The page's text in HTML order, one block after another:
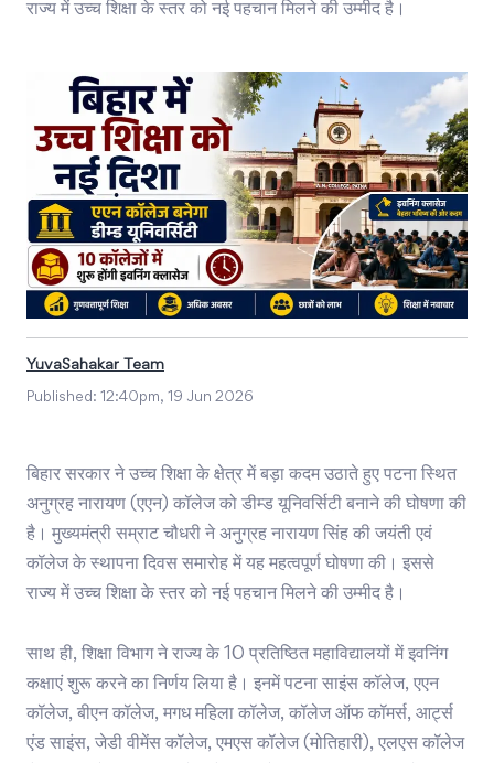
राज्य में उच्च शिक्षा के स्तर को नई पहचान मिलने की उम्मीद है।
YuvaSahakar Team
Published: 12:40pm, 19 Jun 2026
बिहार सरकार ने उच्च शिक्षा के क्षेत्र में बड़ा कदम उठाते हुए पटना स्थित
अनुग्रह नारायण (एएन) कॉलेज को डीम्ड यूनिवर्सिटी बनाने की घोषणा की
है। मुख्यमंत्री सम्राट चौधरी ने अनुग्रह नारायण सिंह की जयंती एवं
कॉलेज के स्थापना दिवस समारोह में यह महत्वपूर्ण घोषणा की। इससे
राज्य में उच्च शिक्षा के स्तर को नई पहचान मिलने की उम्मीद है।
साथ ही, शिक्षा विभाग ने राज्य के 10 प्रतिष्ठित महाविद्यालयों में इवनिंग
कक्षाएं शुरू करने का निर्णय लिया है। इनमें पटना साइंस कॉलेज, एएन
कॉलेज, बीएन कॉलेज, मगध महिला कॉलेज, कॉलेज ऑफ कॉमर्स, आर्ट्स
एंड साइंस, जेडी वीमेंस कॉलेज, एमएस कॉलेज (मोतिहारी), एलएस कॉलेज